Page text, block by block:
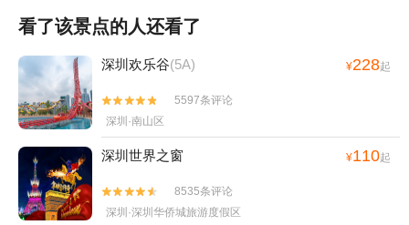
围墙上的“跑马廊”相连，组成防御工事，规模宏伟，城墙高筑，环绕寨
内民居内两个“回”字相套组成，屋宇、厅、堂、房、井、廊院布局面错
落有致，大街复杂，像座迷宫，易守难攻，有“九天十八井，十阁走马
廊”之称，是典型的客家民居建筑。
看了该景点的人还看了
深圳欢乐谷(5A) ¥228起


5597条评论
深圳·南山区
深圳世界之窗 ¥110起


8535条评论
深圳·深圳华侨城旅游度假区